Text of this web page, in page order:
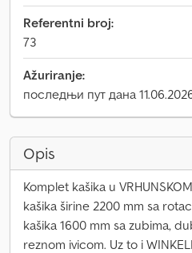
Referentni broj:
73
Ažuriranje:
последњи пут дана
Opis
Komplet kašika u
kašika širine 2200 mm sa
kašika 1600 mm sa zubima,
reznom ivicom. Uz to i